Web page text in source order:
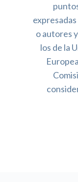
o autores
los de la